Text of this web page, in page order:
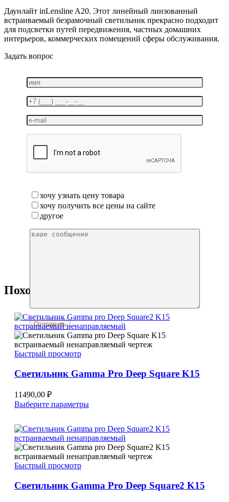
Даунлайт inLensline A20. Этот линейный линзованный
встраиваемый безрамочный светильник прекрасно подходит
для подсветки путей передвижения, частных домашних
интерьеров, коммерческих помещений сферы обслуживания.
Задать вопрос
хочу узнать цену товара
хочу получить все цены на сайте
другое
Похожие
Быстрый просмотр
Светильник Gamma Pro Deep Square K15
11490,00 ₽
Выберите параметрыЭтот
несколько
вариаций.
Опции
можно
странице
Быстрый просмотр
Светильник Gamma Pro Deep Square2 K15